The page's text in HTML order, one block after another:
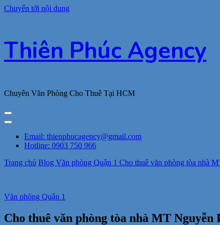
Chuyển tới nội dung
Thiên Phúc Agency
Chuyên Văn Phòng Cho Thuê Tại HCM
Email: thienphucagency@gmail.com
Hotline: 0903 750 966
Trang chủ Blog Văn phòng Quận 1 Cho thuê văn phòng tòa nhà
Văn phòng Quận 1
Cho thuê văn phòng tòa nhà MT